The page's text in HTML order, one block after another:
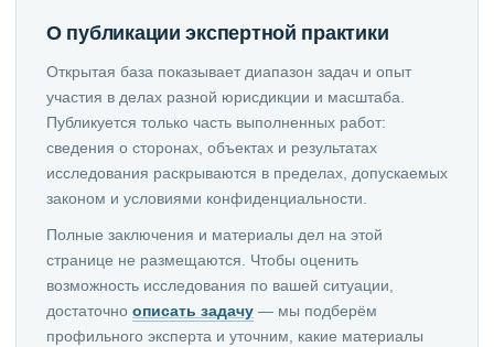
О публикации экспертной практики
Открытая база показывает диапазон задач и опыт
участия в делах разной юрисдикции и масштаба.
Публикуется только часть выполненных работ:
сведения о сторонах, объектах и результатах
исследования раскрываются в пределах, допускаемых
законом и условиями конфиденциальности.
Полные заключения и материалы дел на этой
странице не размещаются. Чтобы оценить
возможность исследования по вашей ситуации,
достаточно описать задачу — мы подберём
профильного эксперта и уточним, какие материалы